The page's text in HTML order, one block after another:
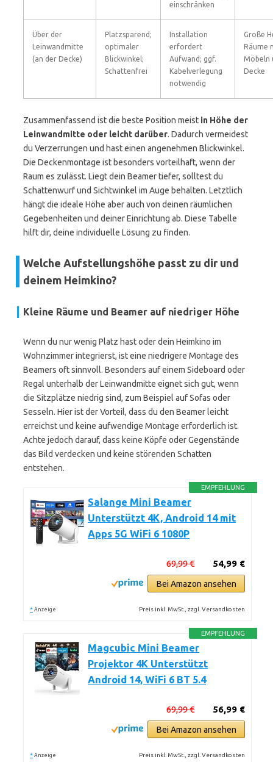
einschränken
Über der
Leinwandmitte
(an der Decke)
Platzsparend;
optimaler
Blickwinkel;
Schattenfrei
Installation
erfordert
Aufwand; ggf.
Kabelverlegung
notwendig
Große
Räume
Möbeln
Decke
Zusammenfassend ist die beste Position meist in Höhe der
Leinwandmitte oder leicht darüber. Dadurch vermeidest
du Verzerrungen und hast einen angenehmen Blickwinkel.
Die Deckenmontage ist besonders vorteilhaft, wenn der
Raum es zulässt. Liegt dein Beamer tiefer, solltest du
Schattenwurf und Sichtwinkel im Auge behalten. Letztlich
hängt die ideale Höhe aber auch von deinen räumlichen
Gegebenheiten und deiner Einrichtung ab. Diese Tabelle
hilft dir, deine individuelle Lösung zu finden.
Welche Aufstellungshöhe passt zu dir und
deinem Heimkino?
Kleine Räume und Beamer auf niedriger Höhe
Wenn du nur wenig Platz hast oder dein Heimkino im
Wohnzimmer integrierst, ist eine niedrigere Montage des
Beamers oft sinnvoll. Besonders auf einem Sideboard oder
Regal unterhalb der Leinwandmitte eignet sich gut, wenn
die Sitzplätze niedrig sind, zum Beispiel auf Sofas oder
Sesseln. Hier ist der Vorteil, dass du den Beamer leicht
erreichst und keine aufwendige Montage erforderlich ist.
Achte jedoch darauf, dass keine Köpfe oder Gegenstände
das Bild verdecken und keine störenden Schatten
entstehen.
EMPFEHLUNG
Salange Mini Beamer
Unterstützt 4K, Android 14 mit
Apps 5G WiFi 6 1080P
54,99 €
69,99 €
Bei Amazon ansehen
* Anzeige Preis inkl. MwSt., zzgl. Versandkosten
EMPFEHLUNG
Magcubic Mini Beamer
Projektor 4K Unterstützt
Android 14, WiFi 6 BT 5.4
56,99 €
69,99 €
Bei Amazon ansehen
* Anzeige Preis inkl. MwSt., zzgl. Versandkosten